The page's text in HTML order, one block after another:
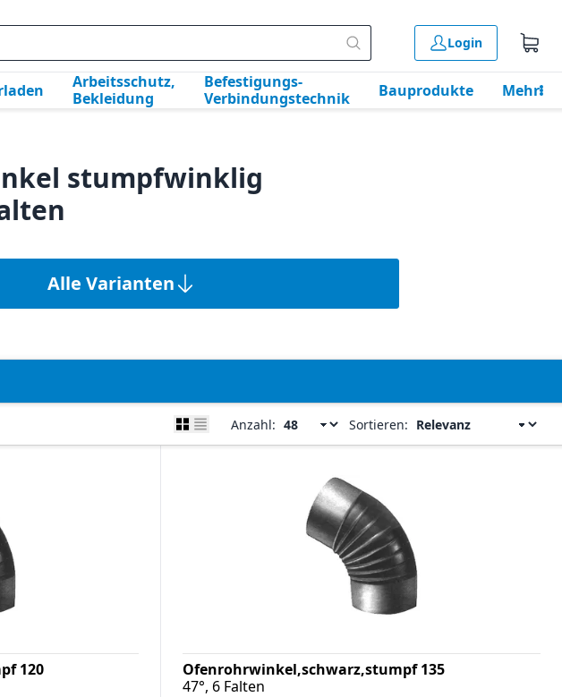
Login
Arbeitsschutz,
Bekleidung
Befestigungs-
Verbindungstechnik
Bauprodukte Mehr
stumpfwinklig
Alle Varianten
Anzahl: Sortieren:
120
Ofenrohrwinkel,schwarz,stumpf 135
47°, 6 Falten